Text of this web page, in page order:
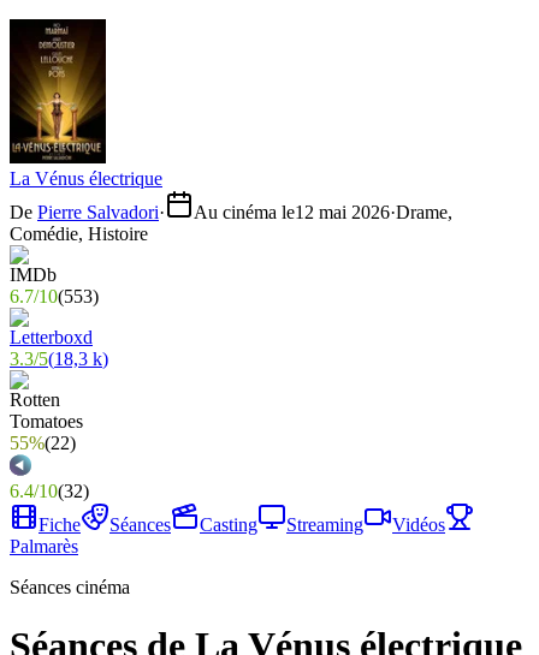
La Vénus électrique
De Pierre Salvadori· Au cinéma le12 mai 2026·Drame,
Comédie, Histoire
6.7/10(553)
3.3/5(18,3 k)
55%(22)
6.4/10(32)
Fiche
Séances Casting Streaming
Vidéos
Palmarès
Séances cinéma
Séances de La Vénus électrique